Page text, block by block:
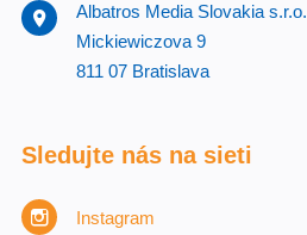
Albatros Media Slovakia s.r.o.
Mickiewiczova 9
811 07 Bratislava
Sledujte nás na sieti
Instagram